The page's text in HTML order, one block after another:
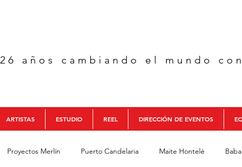
26 años cambiando el mundo
ARTISTAS ESTUDIO REEL DIRECCIÓN DE EVENTOS
Proyectos Merlín Puerto Candelaria Maite Hontelé